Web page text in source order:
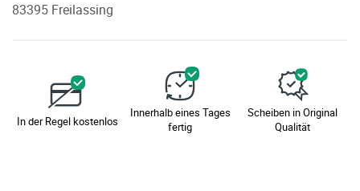
83395 Freilassing
In der Regel kostenlos
Innerhalb eines Tages
fertig
Scheiben in Original
Qualität